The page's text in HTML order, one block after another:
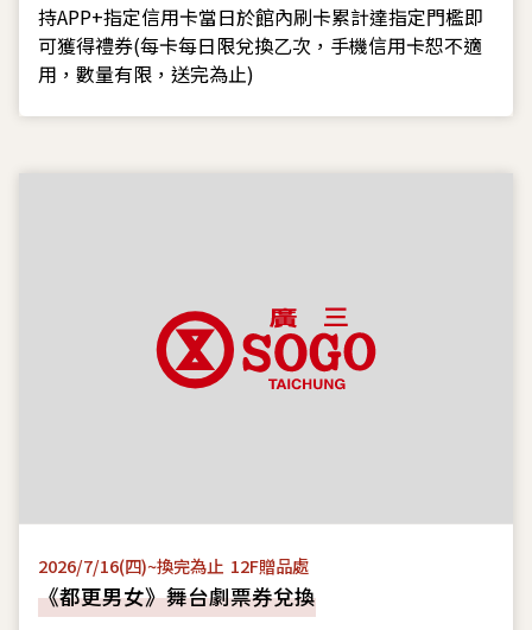
持APP+指定信用卡當日於館內刷卡累計達指定門檻即
可獲得禮券(每卡每日限兌換乙次，手機信用卡恕不適
用，數量有限，送完為止)
2026/7/16(四)~換完為止 12F贈品處
《都更男女》舞台劇票券兌換